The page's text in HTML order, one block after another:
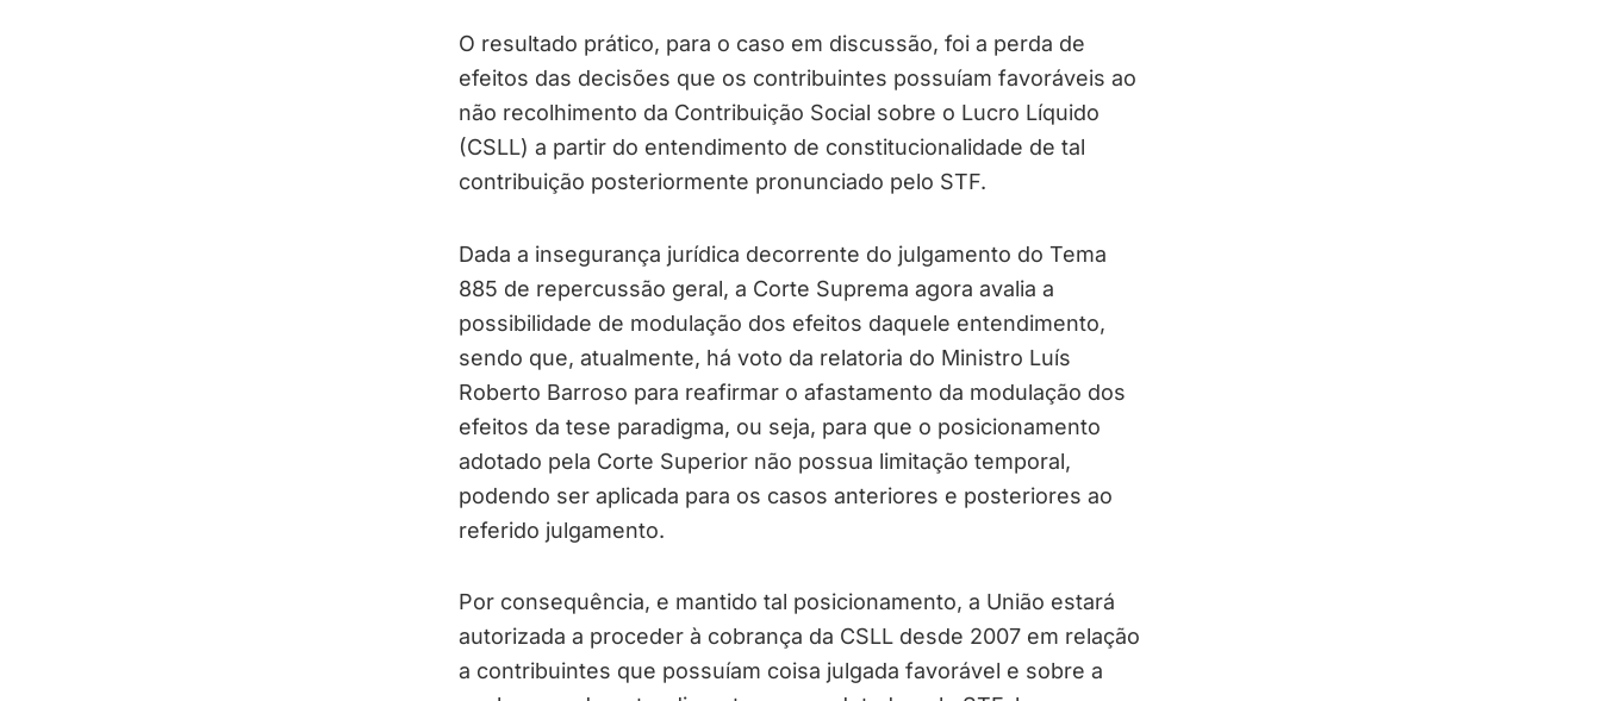
O resultado prático, para o caso em discussão, foi a perda de
efeitos das decisões que os contribuintes possuíam favoráveis ao
não recolhimento da Contribuição Social sobre o Lucro Líquido
(CSLL) a partir do entendimento de constitucionalidade de tal
contribuição posteriormente pronunciado pelo STF.
Dada a insegurança jurídica decorrente do julgamento do Tema
885 de repercussão geral, a Corte Suprema agora avalia a
possibilidade de modulação dos efeitos daquele entendimento,
sendo que, atualmente, há voto da relatoria do Ministro Luís
Roberto Barroso para reafirmar o afastamento da modulação dos
efeitos da tese paradigma, ou seja, para que o posicionamento
adotado pela Corte Superior não possua limitação temporal,
podendo ser aplicada para os casos anteriores e posteriores ao
referido julgamento.
Por consequência, e mantido tal posicionamento, a União estará
autorizada a proceder à cobrança da CSLL desde 2007 em relação
a contribuintes que possuíam coisa julgada favorável e sobre a